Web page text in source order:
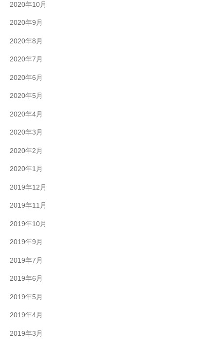
2020年10月
2020年9月
2020年8月
2020年7月
2020年6月
2020年5月
2020年4月
2020年3月
2020年2月
2020年1月
2019年12月
2019年11月
2019年10月
2019年9月
2019年7月
2019年6月
2019年5月
2019年4月
2019年3月